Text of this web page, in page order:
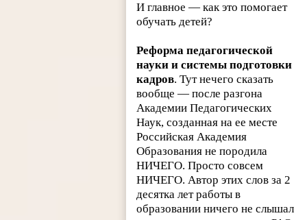
И главное — как это помогает
обучать детей?
Реформа педагогической
науки и системы подготовки
кадров. Тут нечего сказать
вообще — после разгона
Академии Педагогических
Наук, созданная на ее месте
Российская Академия
Образования не породила
НИЧЕГО. Просто совсем
НИЧЕГО. Автор этих слов за 2
десятка лет работы в
образовании ничего не слышал